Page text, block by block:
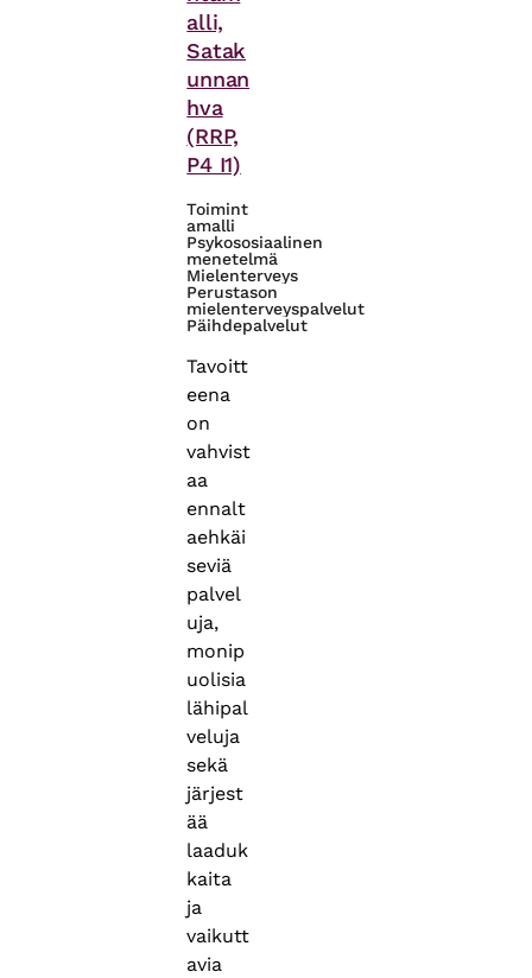
alli,
Satak
unnan
hva
(RRP,
P4 I1)
Toimint
amalli
Psykososiaalinen
menetelmä
Mielenterveys
Perustason
mielenterveyspalvelut
Päihdepalvelut
Tavoitt
eena
on
vahvist
aa
ennalt
aehkäi
seviä
palvel
uja,
monip
uolisia
lähipal
veluja
sekä
järjest
ää
laaduk
kaita
ja
vaikutt
avia